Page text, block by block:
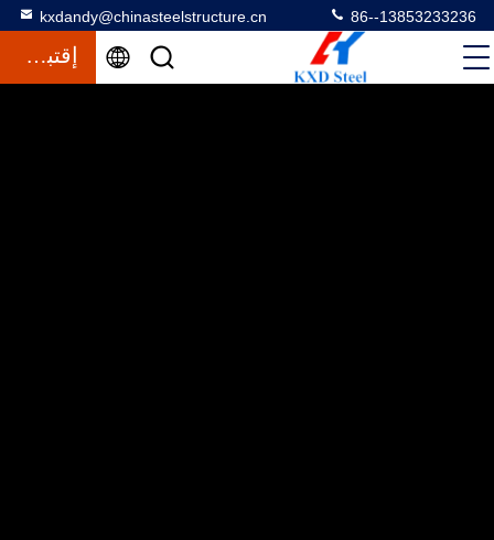
kxdandy@chinasteelstructure.cn 86--13853233236
إقتباس